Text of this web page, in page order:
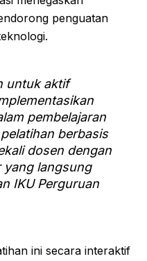
penguatan
untuk aktif
pembelajaran
berbasis
dosen dengan
yang langsung
IKU Perguruan
ini secara interaktif